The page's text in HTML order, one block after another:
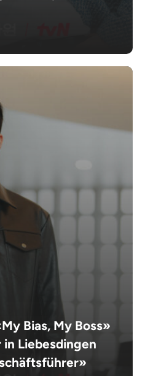
Bias, My Boss»
Liebesdingen